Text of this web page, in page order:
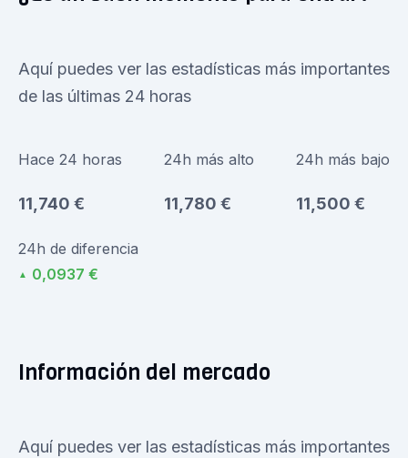
Aquí puedes ver las estadísticas más importantes
de las últimas 24 horas
Hace 24 horas
11,740 €
24h más alto
11,780 €
24h más bajo
11,500 €
24h de diferencia
▲ 0,0937 €
Información del mercado
Aquí puedes ver las estadísticas más importantes